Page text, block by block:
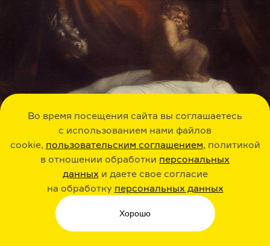
Во время посещения сайта вы соглашаетесь
с использованием нами файлов
cookie, пользовательским соглашением, политикой
в отношении обработки персональных
данных и даете свое согласие
на обработку персональных данных
Хорошо
Ночной кошмар. Картина Генри Фюсли. 1781 год